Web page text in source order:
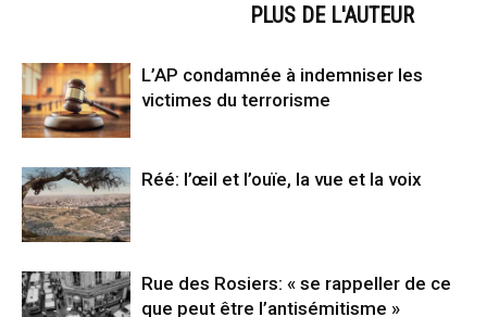
PLUS DE L'AUTEUR
L’AP condamnée à indemniser les
victimes du terrorisme
Réé: l’œil et l’ouïe, la vue et la voix
Rue des Rosiers: « se rappeller de ce
que peut être l’antisémitisme »